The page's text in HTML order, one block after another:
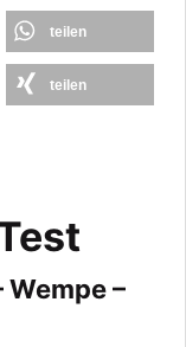
teilen
teilen
Wempe –